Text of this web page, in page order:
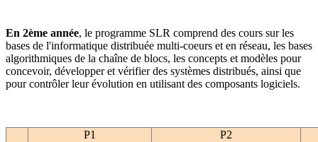
En 2ème année, le programme SLR comprend des cours sur les
bases de l'informatique distribuée multi-coeurs et en réseau, les bases
algorithmiques de la chaîne de blocs, les concepts et modèles pour
concevoir, développer et vérifier des systèmes distribués, ainsi que
pour contrôler leur évolution en utilisant des composants logiciels.
P1 P2